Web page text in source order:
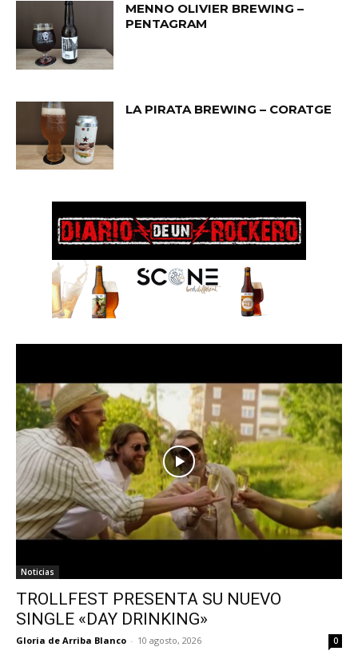
MENNO OLIVIER BREWING –
PENTAGRAM
LA PIRATA BREWING – CORATGE
Noticias
TROLLFEST PRESENTA SU NUEVO
SINGLE «DAY DRINKING»
Gloria de Arriba Blanco - 10 agosto, 2026 0